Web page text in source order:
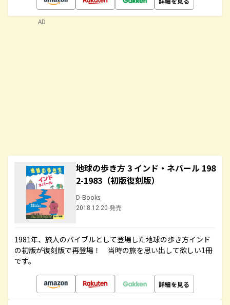
地球の歩き方 3 インド・ネパール 198
2-1983（初版復刻版）
D-Books
2018.12.20 発売
1981年、旅人のバイブルとして登場した地球の歩き方インド
の初版が復刻版で再登場！ 当時の旅を思い出して欲しい1冊
です。
詳細を見る
AD